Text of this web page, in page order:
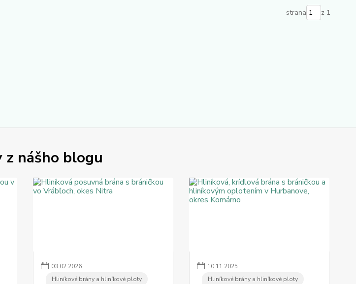
strana z 1
z nášho blogu
03.02.2026
Hliníkové brány a hliníkové ploty
10.11.2025
Hliníkové brány a hliníkové ploty